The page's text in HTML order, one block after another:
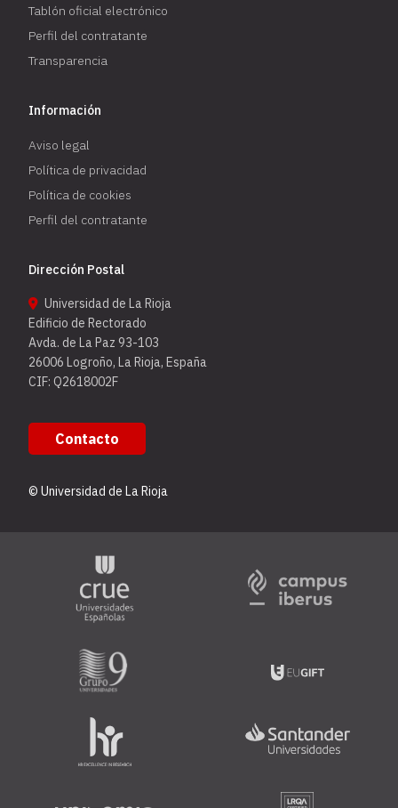
Tablón oficial electrónico
Perfil del contratante
Transparencia
Información
Aviso legal
Política de privacidad
Política de cookies
Perfil del contratante
Dirección Postal
Universidad de La Rioja
Edificio de Rectorado
Avda. de La Paz 93-103
26006 Logroño, La Rioja, España
CIF: Q2618002F
Contacto
© Universidad de La Rioja